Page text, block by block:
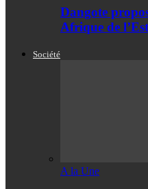
Dangote
Afrique de
Société
A la Une